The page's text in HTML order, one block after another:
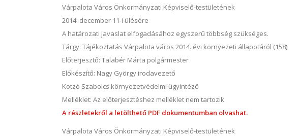
Várpalota Város Önkormányzati Képviselő-testületének
2014. december 11-i ülésére
A határozati javaslat elfogadásához egyszerű többség szükséges.
Tárgy: Tájékoztatás Várpalota város 2014. évi környezeti állapotáról (158)
Előterjesztő: Talabér Márta polgármester
Előkészítő: Nagy György irodavezető
Kotzó Szabolcs környezetvédelmi ügyintéző
Melléklet: Az előterjesztéshez melléklet nem tartozik
A részletekről a letölthető PDF dokumentumban olvashat.
Várpalota Város Önkormányzati Képviselő-testületének